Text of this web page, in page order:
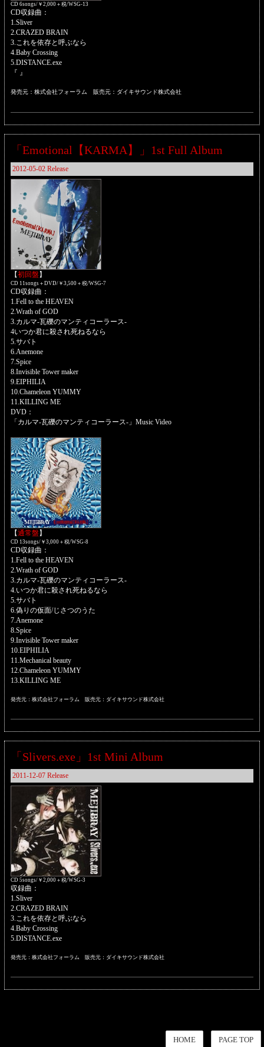
CD 6songs/￥2,000＋税/WSG-13
CD収録曲：
1.Sliver
2.CRAZED BRAIN
3.これを依存と呼ぶなら
4.Baby Crossing
5.DISTANCE.exe
『 』
発売元：株式会社フォーラム 販売元：ダイキサウンド株式会社
「Emotional【KARMA】」1st Full Album
2012-05-02 Release
【初回盤】
CD 11songs＋DVD/￥3,500＋税/WSG-7
CD収録曲：
1.Fell to the HEAVEN
2.Wrath of GOD
3.カルマ-瓦礫のマンティコーラース-
4いつか君に殺され死ねるなら
5.サバト
6.Anemone
7.Spice
8.Invisible Tower maker
9.EIPHILIA
10.Chameleon YUMMY
11.KILLING ME
DVD：
「カルマ-瓦礫のマンティコーラース-」Music Video
【通常盤】
CD 13songs/￥3,000＋税/WSG-8
CD収録曲：
1.Fell to the HEAVEN
2.Wrath of GOD
3.カルマ-瓦礫のマンティコーラース-
4.いつか君に殺され死ねるなら
5.サバト
6.偽りの仮面/じさつのうた
7.Anemone
8.Spice
9.Invisible Tower maker
10.EIPHILIA
11.Mechanical beauty
12.Chameleon YUMMY
13.KILLING ME
発売元：株式会社フォーラム 販売元：ダイキサウンド株式会社
「Slivers.exe」1st Mini Album
2011-12-07 Release
CD 5songs/￥2,000＋税/WSG-3
収録曲：
1.Sliver
2.CRAZED BRAIN
3.これを依存と呼ぶなら
4.Baby Crossing
5.DISTANCE.exe
発売元：株式会社フォーラム 販売元：ダイキサウンド株式会社
HOME PAGE TOP